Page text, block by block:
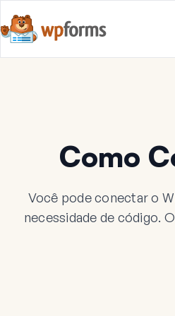
Como
Você pode conectar o
necessidade de código.